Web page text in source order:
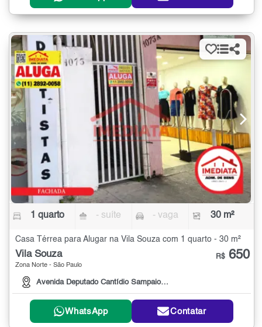
1 quarto - suíte - vaga 30 m²
Casa Térrea para Alugar na Vila Souza com 1 quarto - 30 m²
Vila Souza
Zona Norte - São Paulo
Avenida Deputado Cantídio Sampaio, 1073
R$ 650
WhatsApp Contatar